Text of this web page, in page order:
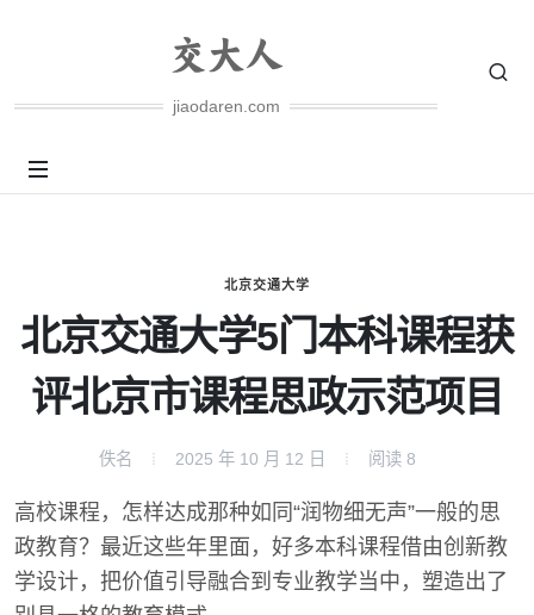
jiaodaren.com
北京交通大学
北京交通大学5门本科课程获
评北京市课程思政示范项目
佚名 2025 年 10 月 12 日 阅读 8
高校课程，怎样达成那种如同“润物细无声”一般的思
政教育？最近这些年里面，好多本科课程借由创新教
学设计，把价值引导融合到专业教学当中，塑造出了